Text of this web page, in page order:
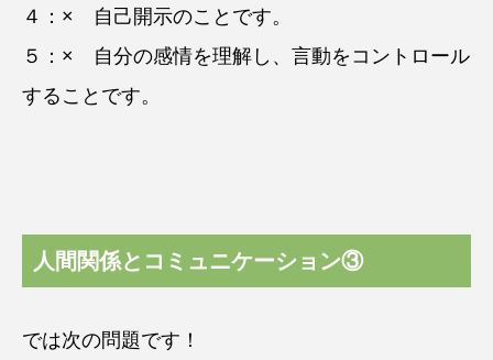
４：× 自己開示のことです。
５：× 自分の感情を理解し、言動をコントロール
することです。
人間関係とコミュニケーション③
では次の問題です！